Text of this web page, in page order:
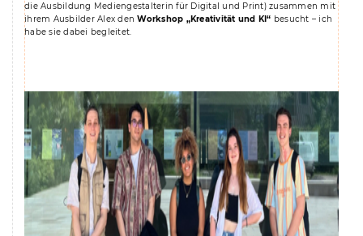
die Ausbildung Mediengestalterin für Digital und Print) zusammen mit
ihrem Ausbilder Alex den Workshop „Kreativität und KI“ besucht – ich
habe sie dabei begleitet.